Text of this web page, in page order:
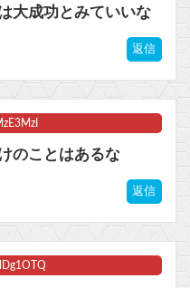
大成功とみていいな
返信
のことはあるな
返信